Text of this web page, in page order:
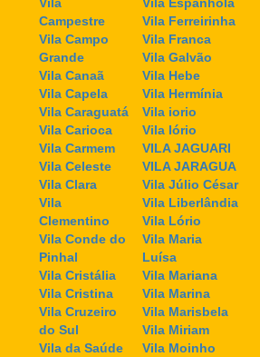
Campestre
Vila Campo
Grande
Vila Canaã
Vila Capela
Vila Caraguatá
Vila Carioca
Vila Carmem
Vila Celeste
Vila Clara
Vila
Clementino
Vila Conde do
Pinhal
Vila Cristália
Vila Cristina
Vila Cruzeiro
do Sul
Vila da Saúde
Vila Ferreirinha
Vila Franca
Vila Galvão
Vila Hebe
Vila Hermínia
Vila iorio
Vila Iório
VILA JAGUARI
VILA JARAGUA
Vila Júlio César
Vila Liberlândia
Vila Lório
Vila Maria
Luísa
Vila Mariana
Vila Marina
Vila Marisbela
Vila Miriam
Vila Moinho